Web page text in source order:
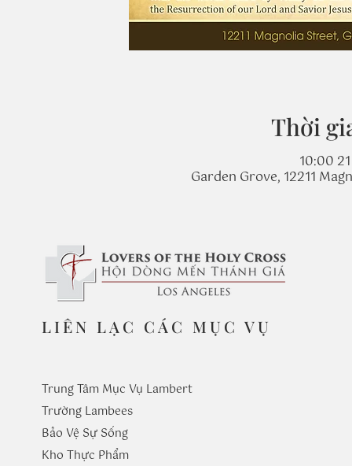
Thời
10:00
Garden Grove, 12211
LIÊN LẠC CÁC MỤC VỤ
Trung Tâm Mục Vụ Lambert
Trường Lambees
Bảo Vệ Sự Sống
Kho Thực Phẩm